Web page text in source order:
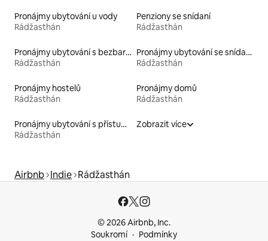
Pronájmy ubytování u vody
Rádžasthán
Penziony se snídaní
Rádžasthán
Pronájmy ubytování s bezbariérovou postelí
Rádžasthán
Pronájmy ubytování se snídaní
Rádžasthán
Pronájmy hostelů
Rádžasthán
Pronájmy domů
Rádžasthán
Pronájmy ubytování s přístupem na pláž
Rádžasthán
Zobrazit více
Airbnb Indie Rádžasthán
© 2026 Airbnb, Inc.
Soukromí
Podmínky